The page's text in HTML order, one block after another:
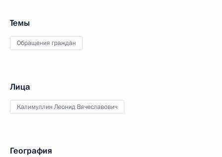
Темы
Обращения граждан
Лица
Калимуллин Леонид Вячеславович
География